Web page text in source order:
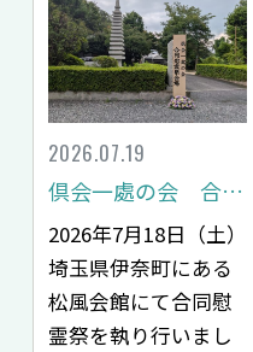
2026.07.19
倶会一處の会 合同慰霊祭レポート
2026年7月18日（土）
埼玉県伊奈町にある
松風会館にて合同慰
霊祭を執り行いまし